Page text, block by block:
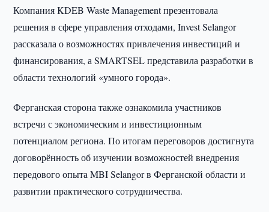
Компания KDEB Waste Management презентовала
решения в сфере управления отходами, Invest Selangor
рассказала о возможностях привлечения инвестиций и
финансирования, а SMARTSEL представила разработки в
области технологий «умного города».
Ферганская сторона также ознакомила участников
встречи с экономическим и инвестиционным
потенциалом региона. По итогам переговоров достигнута
договорённость об изучении возможностей внедрения
передового опыта MBI Selangor в Ферганской области и
развитии практического сотрудничества.